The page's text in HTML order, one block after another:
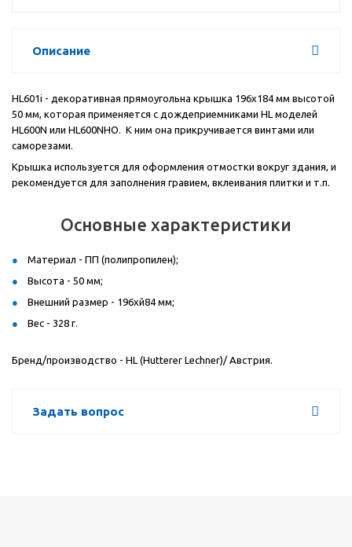
Описание
HL601i - декоративная прямоугольна крышка 196x184 мм высотой
50 мм, которая применяется с дождеприемниками HL моделей
HL600N или HL600NHO. К ним она прикручивается винтами или
саморезами.
Крышка используется для оформления отмостки вокруг здания, и
рекомендуется для заполнения гравием, вклеивания плитки и т.п.
Основные характеристики
Материал - ПП (полипропилен);
Высота - 50 мм;
Внешний размер - 196xй84 мм;
Вес - 328 г.
Бренд/производство - HL (Hutterer Lechner)/ Австрия.
Задать вопрос